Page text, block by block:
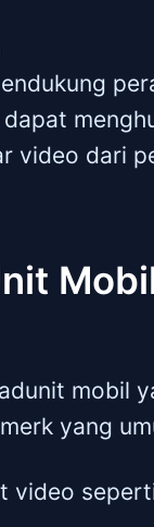
video dari
mobil
yang